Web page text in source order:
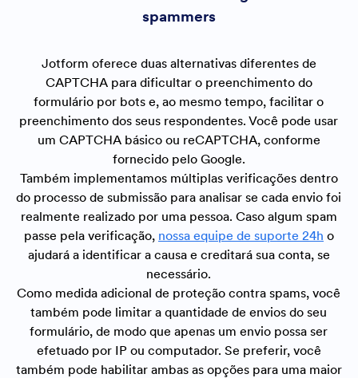
spammers
Jotform oferece duas alternativas diferentes de
CAPTCHA para dificultar o preenchimento do
formulário por bots e, ao mesmo tempo, facilitar o
preenchimento dos seus respondentes. Você pode usar
um CAPTCHA básico ou reCAPTCHA, conforme
fornecido pelo Google.
Também implementamos múltiplas verificações dentro
do processo de submissão para analisar se cada envio foi
realmente realizado por uma pessoa. Caso algum spam
passe pela verificação, nossa equipe de suporte 24h o
ajudará a identificar a causa e creditará sua conta, se
necessário.
Como medida adicional de proteção contra spams, você
também pode limitar a quantidade de envios do seu
formulário, de modo que apenas um envio possa ser
efetuado por IP ou computador. Se preferir, você
também pode habilitar ambas as opções para uma maior